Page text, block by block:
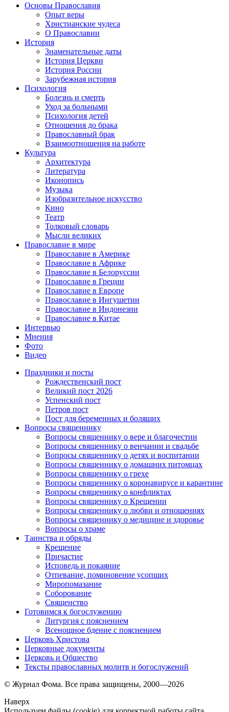
Основы Православия
Опыт веры
Христианские чудеса
О Православии
История
Знаменательные даты
История Церкви
История России
Зарубежная история
Психология
Болезнь и смерть
Уход за больными
Психология детей
Отношения до брака
Православный брак
Взаимоотношения на работе
Культура
Архитектура
Литература
Иконопись
Музыка
Изобразительное искусство
Кино
Театр
Толковый словарь
Мысли великих
Православие в мире
Православие в Америке
Православие в Африке
Православие в Белоруссии
Православие в Греции
Православие в Европе
Православие в Ингушетии
Православие в Индонезии
Православие в Китае
Интервью
Мнения
Фото
Видео
Праздники и посты
Рождественский пост
Великий пост 2026
Успенский пост
Петров пост
Пост для беременных и болящих
Вопросы священнику
Вопросы священнику о вере и благочестии
Вопросы священнику о венчании и свадьбе
Вопросы священнику о детях и воспитании
Вопросы священнику о домашних питомцах
Вопросы священнику о грехе
Вопросы священнику о коронавирусе и карантине
Вопросы священнику о конфликтах
Вопросы священнику о Крещении
Вопросы священнику о любви и отношениях
Вопросы священнику о медицине и здоровье
Вопросы о храме
Таинства и обряды
Крещение
Причастие
Исповедь и покаяние
Отпевание, поминовение усопших
Миропомазание
Соборование
Священство
Готовимся к богослужению
Литургия с пояснением
Всенощное бдение с пояснением
Церковь Христова
Церковные документы
Церковь и Общество
Тексты православных молитв и богослужений
© Журнал Фома. Все права защищены, 2000—2026
Наверх